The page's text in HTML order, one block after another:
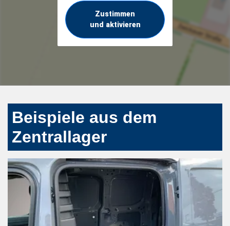
Zustimmen
und aktivieren
Beispiele aus dem
Zentrallager